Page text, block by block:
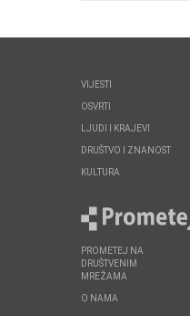
VIJESTI
OSVRTI
LJUDI I KRAJEVI
DRUŠTVO I ZNANOST
KULTURA
PROMETEJ NA
DRUŠTVENIM
MREŽAMA
O NAMA